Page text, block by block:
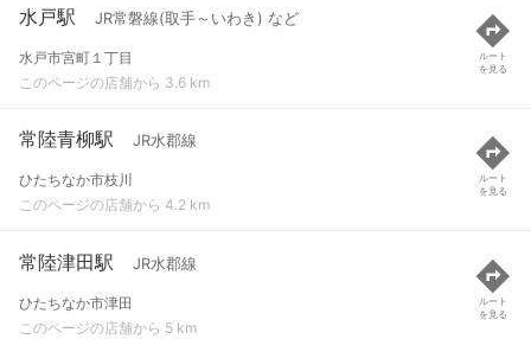
水戸駅 JR常磐線(取手～いわき) など
水戸市宮町１丁目
このページの店舗から 3.6 km
ルート
を見る
常陸青柳駅 JR水郡線
ひたちなか市枝川
このページの店舗から 4.2 km
ルート
を見る
常陸津田駅 JR水郡線
ひたちなか市津田
このページの店舗から 5 km
ルート
を見る